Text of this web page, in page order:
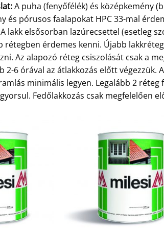
A puha (fenyőfélék) és középkemény
és pórusos faalapokat HPC 33-mal
lakk elsősorban lazúrecsettel (esetleg
rétegben érdemes kenni. Újabb
Az alapozó réteg csiszolását csak a
2-6 órával az átlakkozás előtt
minimális legyen. Legalább 2
Fedőlakkozás csak megfelelően